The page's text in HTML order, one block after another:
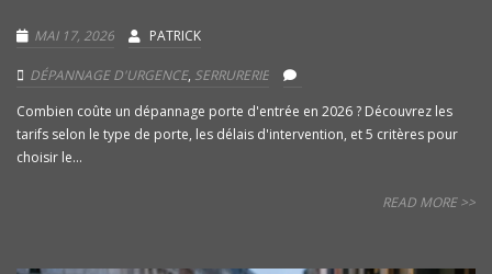
MAI 17, 2026 PATRICK
DÉPANNAGE D'URGENCE, SERRURERIE
Combien coûte un dépannage porte d'entrée en 2026 ? Découvrez les
tarifs selon le type de porte, les délais d'intervention, et 5 critères pour
choisir le...
READ MORE >>